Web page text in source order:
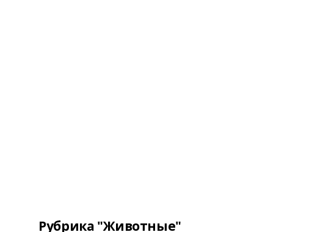
Рубрика "Животные"